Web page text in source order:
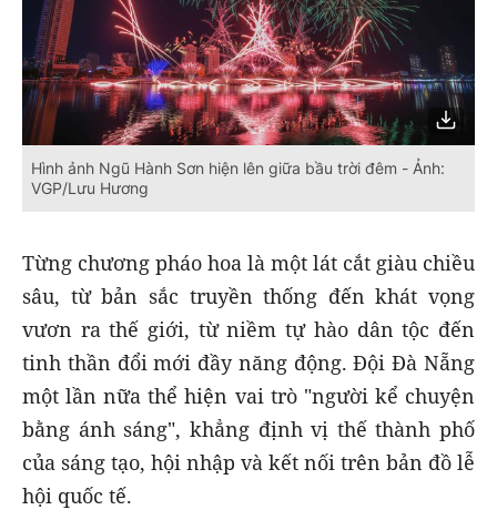
Hình ảnh Ngũ Hành Sơn hiện lên giữa bầu trời đêm - Ảnh:
VGP/Lưu Hương
Từng chương pháo hoa là một lát cắt giàu chiều
sâu, từ bản sắc truyền thống đến khát vọng
vươn ra thế giới, từ niềm tự hào dân tộc đến
tinh thần đổi mới đầy năng động. Đội Đà Nẵng
một lần nữa thể hiện vai trò "người kể chuyện
bằng ánh sáng", khẳng định vị thế thành phố
của sáng tạo, hội nhập và kết nối trên bản đồ lễ
hội quốc tế.